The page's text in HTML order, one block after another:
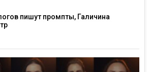
пишут промпты, Галичина